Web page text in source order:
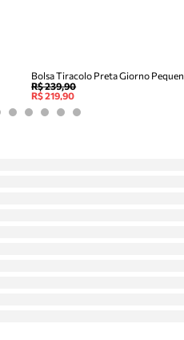
Bolsa Tiracolo Preta Giorno
R$ 239,90
R$ 219,90